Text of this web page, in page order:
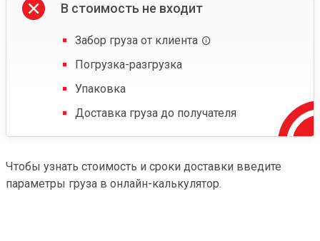
В стоимость не входит
Забор груза от клиента
Погрузка-разгрузка
Упаковка
Доставка груза до получателя
Чтобы узнать стоимость и сроки доставки введите
параметры груза в онлайн-калькулятор.